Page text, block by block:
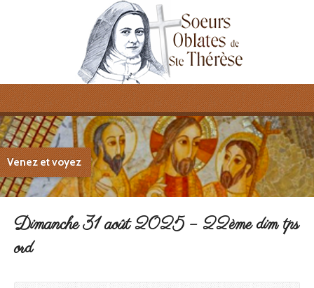
Venez et voyez
Dimanche 31 août 2025 – 22ème dim tps
ord